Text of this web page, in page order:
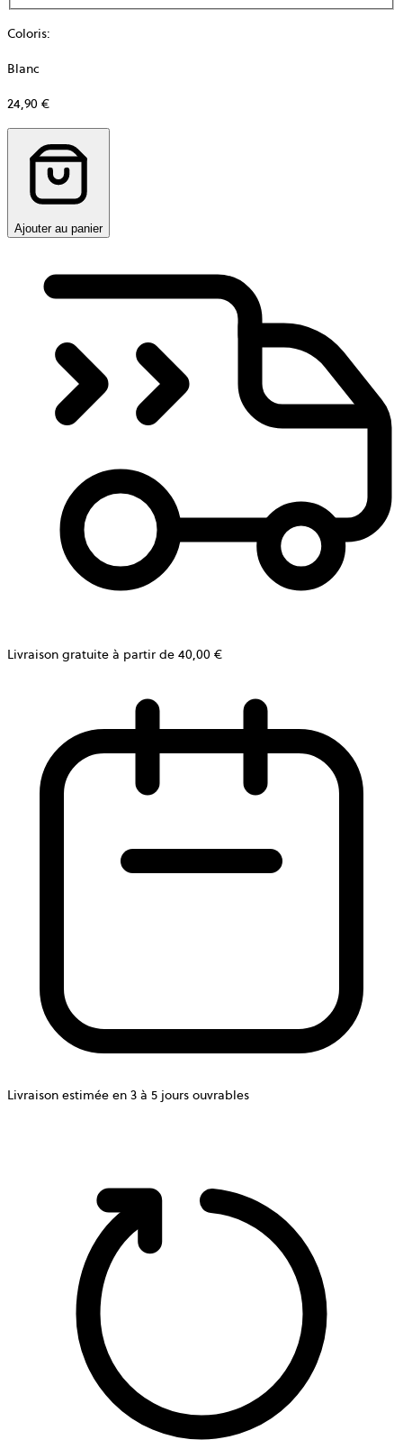
Coloris:
Blanc
24,90 €
Ajouter au panier
Livraison gratuite à partir de 40,00 €
Livraison estimée en 3 à 5 jours ouvrables